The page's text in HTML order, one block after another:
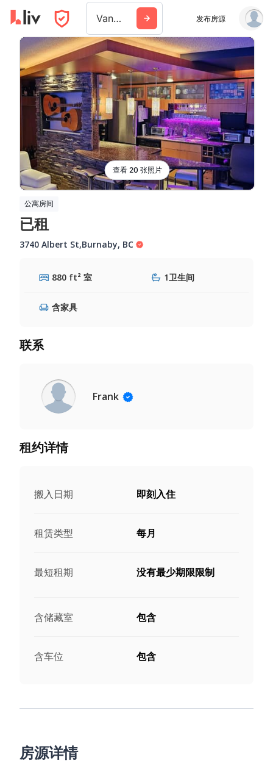
Vancouver 发布房源
查看 20 张照片
公寓房间
已租
3740 Albert St,Burnaby, BC
880 ft² 室 1卫生间
含家具
联系
Frank
租约详情
搬入日期 即刻入住
租赁类型 每月
最短租期 没有最少期限限制
含储藏室 包含
含车位 包含
房源详情